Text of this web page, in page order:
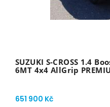
SUZUKI S-CROSS 1.4
6MT 4x4 AllGrip
651 900 Kč